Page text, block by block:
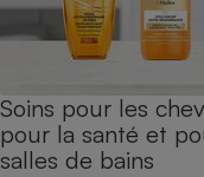
Soins pour les
pour la santé et
salles de bains